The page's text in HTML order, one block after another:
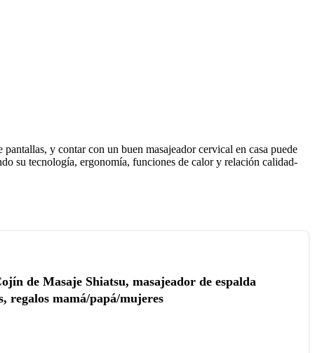
y contar con un buen masajeador cervical en casa puede
su tecnología, ergonomía, funciones de calor y relación calidad-
de Masaje Shiatsu, masajeador de espalda
regalos mamá/papá/mujeres